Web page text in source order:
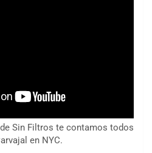
Sin Filtros te contamos todos
en NYC.